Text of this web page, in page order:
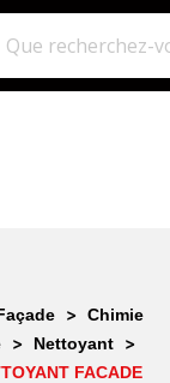
>
Chimie
> Nettoyant >
FACADE